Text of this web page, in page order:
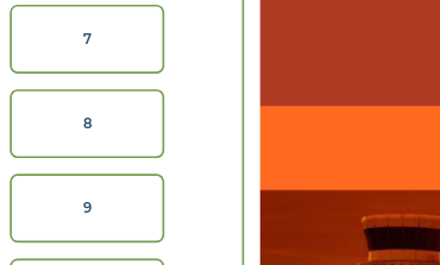
7
8
9